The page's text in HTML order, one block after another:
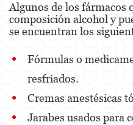
Delitos de Drogas
Juicio PC
Leyes sobre
Algunos de los fármacos
composición alcohol y
se encuentran los
Fórmulas o
resfriados.
Cremas anestésicas
Jarabes usados para